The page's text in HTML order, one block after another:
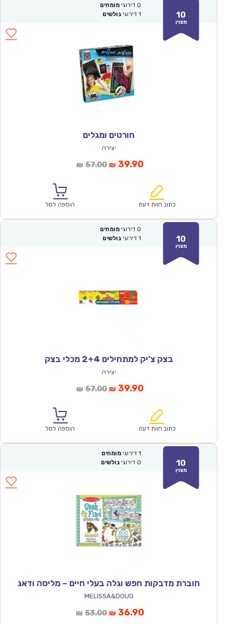
10
מצוין
0 דירוגי מומחים
1 דירוגי גולשים
חורטים ומגלים
יצירה
₪ 57.00המחיר
₪57.00.
₪ 39.90המחיר
הוא:
כתוב חוות דעת הוספה לסל
10
מצוין
0 דירוגי מומחים
1 דירוגי גולשים
בצק צ’יק למתחילים 2+4 מכלי בצק
יצירה
₪ 57.00המחיר
₪57.00.
₪ 39.90המחיר
הוא:
כתוב חוות דעת הוספה לסל
10
מצוין
1 דירוגי מומחים
0 דירוגי גולשים
חוברת מדבקות חפש וגלה בעלי חיים – מליסה ודאג
MELISSA&DOUG
₪ 53.00המחיר
₪ 36.90המחיר